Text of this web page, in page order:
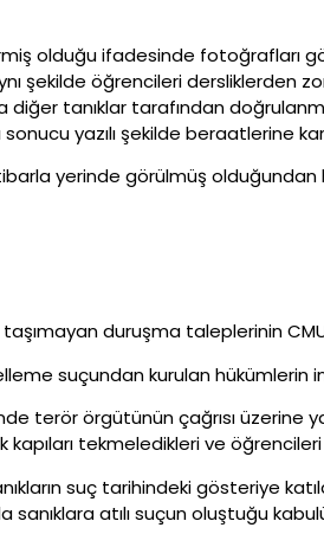
olduğu ifadesinde fotoğrafları
şekilde öğrencileri dersliklerden
tanıklar tarafından
yazılı şekilde beraatlerine
yerinde görülmüş
duruşma taleplerinin
suçundan kurulan hükümlerin
terör örgütünün çağrısı
kapıları tekmeledikleri ve öğrencileri
suç tarihindeki gösteriye
sanıklara atılı suçun oluştuğu